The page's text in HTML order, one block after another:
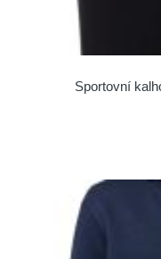
Sportovní